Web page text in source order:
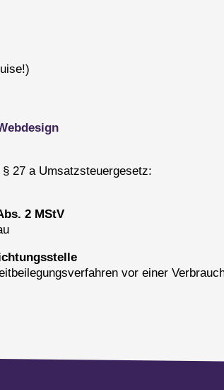
27 a Umsatzsteuergesetz:
2 MStV
vor einer